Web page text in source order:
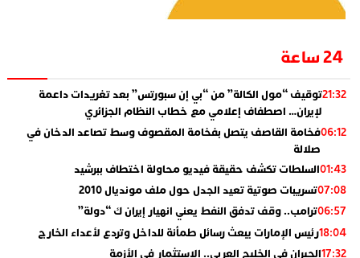
24 ساعة
21:32توقيف “مول الكالة” من “بي إن سبورتس” بعد تغريدات داعمة
لإيران… اصطفاف إعلامي مع خطاب النظام الجزائري
06:12فخامة القاصف يتصل بفخامة المقصوف وسط تصاعد الدخان في
صلالة
01:43السلطات تكشف حقيقة فيديو محاولة اختطاف ببرشيد
07:08تسريبات صوتية تعيد الجدل حول ملف مونديال 2010
06:57ترامب.. وقف تدفق النفط يعني انهيار إيران ك “دولة”
18:04رئيس الإمارات يبعث رسائل طمأنة للداخل وتردع لأعداء الخارج
17:32الجيران في الخليج العربي.. الاستثمار في الأزمة